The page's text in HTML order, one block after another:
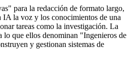
para la redacción de formato largo,
IA la voz y los conocimientos de una
tareas como la investigación. La
lo que ellos denominan "Ingenieros de
y gestionan sistemas de